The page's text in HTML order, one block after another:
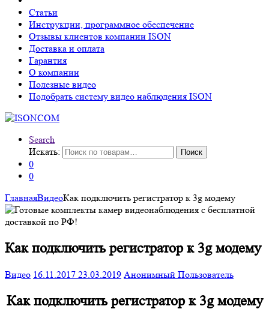
Статьи
Инструкции, программное обеспечение
Отзывы клиентов компании ISON
Доставка и оплата
Гарантия
О компании
Полезные видео
Подобрать систему видео наблюдения ISON
Search
Искать:
Поиск
0
0
ГлавнаяВидеоКак подключить регистратор к 3g модему
Как подключить регистратор к 3g модему
Видео 16.11.2017 23.03.2019 Анонимный Пользователь
Как подключить регистратор к 3g модему